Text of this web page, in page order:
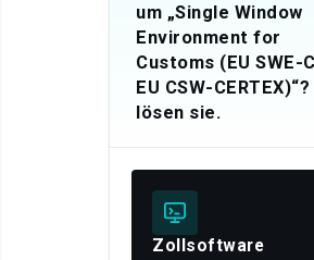
um „Single Window
Environment for
Customs (EU SWE-
EU CSW-
lösen sie.
Zollsoftware